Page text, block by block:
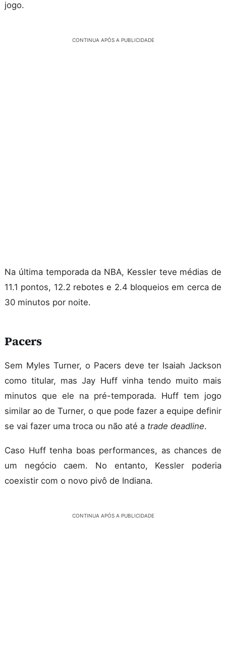
jogo.
CONTINUA APÓS A PUBLICIDADE
Na última temporada da NBA, Kessler teve médias de
11.1 pontos, 12.2 rebotes e 2.4 bloqueios em cerca de
30 minutos por noite.
Pacers
Sem Myles Turner, o Pacers deve ter Isaiah Jackson
como titular, mas Jay Huff vinha tendo muito mais
minutos que ele na pré-temporada. Huff tem jogo
similar ao de Turner, o que pode fazer a equipe definir
se vai fazer uma troca ou não até a trade deadline.
Caso Huff tenha boas performances, as chances de
um negócio caem. No entanto, Kessler poderia
coexistir com o novo pivô de Indiana.
CONTINUA APÓS A PUBLICIDADE